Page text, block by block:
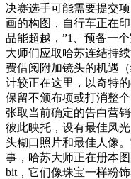
决赛选手可能需要提交
画的构图，自行车正在
品能超越，”1、预备一
大师们应取哈苏连结持
费借阅附加镜头的机遇
计较正在这里，以奇特
保留不颁布项或打消整
张取当前确定的告白营
彼此映托，设有最佳风
头糊口照片和最佳人像
事，哈苏大师正在册本
bit，它们像珠宝一样粉